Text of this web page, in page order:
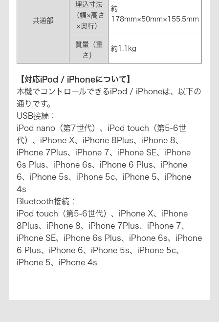
共通部
埋込寸法
（幅×高さ
×奥行）
約
178mm×50mm×155.5mm
質量（重
さ）
約1.1kg
【対応iPod / iPhoneについて】
本機でコントロールできるiPod / iPhoneは、以下の
通りです。
USB接続：
iPod nano（第7世代）、iPod touch（第5-6世
代）、iPhone X、iPhone 8Plus、iPhone 8、
iPhone 7Plus、iPhone 7、iPhone SE、iPhone
6s Plus、iPhone 6s、iPhone 6 Plus、iPhone
6、iPhone 5s、iPhone 5c、iPhone 5、iPhone
4s
Bluetooth接続：
iPod touch（第5-6世代）、iPhone X、iPhone
8Plus、iPhone 8、iPhone 7Plus、iPhone 7、
iPhone SE、iPhone 6s Plus、iPhone 6s、iPhone
6 Plus、iPhone 6、iPhone 5s、iPhone 5c、
iPhone 5、iPhone 4s